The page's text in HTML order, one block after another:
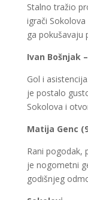
Stalno tražio
igrači
ga pokušavaju
Ivan Bošnjak
Gol i
je postalo
Sokolova i
Matija Genc
Rani pogodak,
je nogometni
godišnjeg